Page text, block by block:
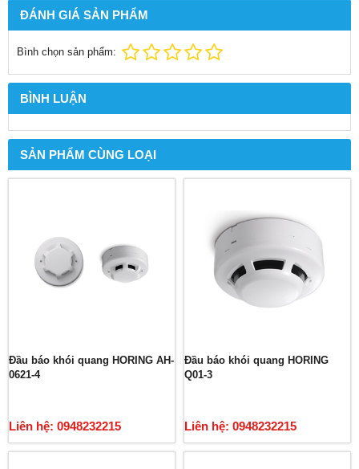
ĐÁNH GIÁ SẢN PHẨM
Bình chọn sản phẩm:
BÌNH LUẬN
SẢN PHẨM CÙNG LOẠI
Đầu báo khói quang HORING AH-
0621-4
Liên hệ: 0948232215
Đầu báo khói quang HORING
Q01-3
Liên hệ: 0948232215